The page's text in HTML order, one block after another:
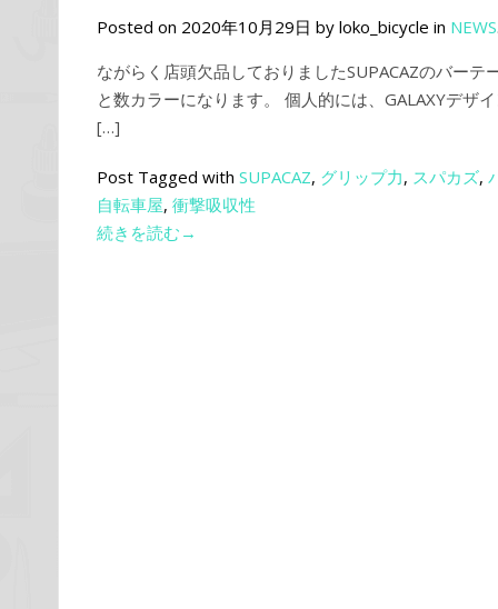
Posted on 2020年10月29日 by loko_bicycle in NEWS.
ながらく店頭欠品しておりましたSUPACAZのバー
と数カラーになります。 個人的には、GALAXYデザ
[…]
Post Tagged with SUPACAZ, グリップ力, スパカズ,
自転車屋, 衝撃吸収性
続きを読む→